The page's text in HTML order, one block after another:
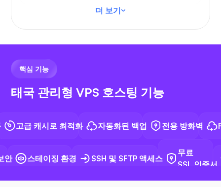
VS 코드
도커
더 보기
핵심 기능
태국 관리형 VPS 호스팅 기능
급 캐시로 최적화 자동화된 백업 전용 방화벽 Free
스테이징 환경 SSH 및 SFTP 액세스
무료
SSL 인증서